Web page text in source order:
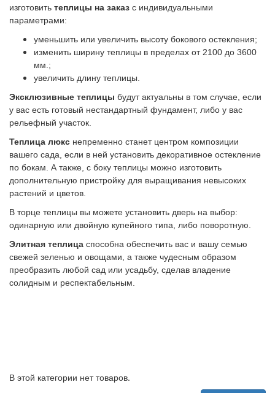
изготовить теплицы на заказ с индивидуальными
параметрами:
уменьшить или увеличить высоту бокового остекления;
изменить ширину теплицы в пределах от 2100 до 3600
мм.;
увеличить длину теплицы.
Эксклюзивные теплицы будут актуальны в том случае, если
у вас есть готовый нестандартный фундамент, либо у вас
рельефный участок.
Теплица люкс непременно станет центром композиции
вашего сада, если в ней установить декоративное остекление
по бокам. А также, с боку теплицы можно изготовить
дополнительную пристройку для выращивания невысоких
растений и цветов.
В торце теплицы вы можете установить дверь на выбор:
одинарную или двойную купейного типа, либо поворотную.
Элитная теплица способна обеспечить вас и вашу семью
свежей зеленью и овощами, а также чудесным образом
преобразить любой сад или усадьбу, сделав владение
солидным и респектабельным.
В этой категории нет товаров.